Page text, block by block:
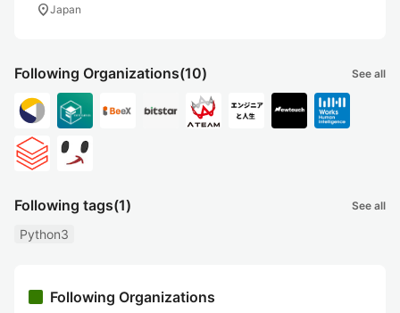
location_onJapan
Following Organizations(10) See all
Following tags(1) See all
Python3
Following Organizations